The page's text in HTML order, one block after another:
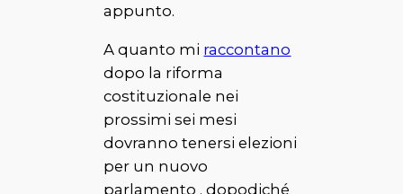
appunto.
A quanto mi raccontano
dopo la riforma
costituzionale nei
prossimi sei mesi
dovranno tenersi elezioni
per un nuovo
parlamento , dopodiché